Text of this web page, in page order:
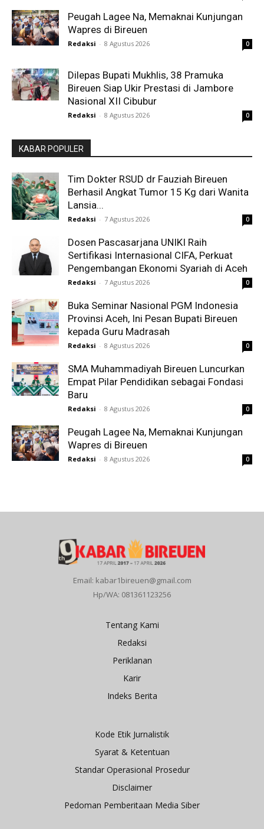
Peugah Lagee Na, Memaknai Kunjungan
Wapres di Bireuen
Redaksi - 8 Agustus 2026 0
Dilepas Bupati Mukhlis, 38 Pramuka
Bireuen Siap Ukir Prestasi di Jambore
Nasional XII Cibubur
Redaksi - 8 Agustus 2026 0
KABAR POPULER
Tim Dokter RSUD dr Fauziah Bireuen
Berhasil Angkat Tumor 15 Kg dari Wanita
Lansia...
Redaksi - 7 Agustus 2026 0
Dosen Pascasarjana UNIKI Raih
Sertifikasi Internasional CIFA, Perkuat
Pengembangan Ekonomi Syariah di Aceh
Redaksi - 7 Agustus 2026 0
Buka Seminar Nasional PGM Indonesia
Provinsi Aceh, Ini Pesan Bupati Bireuen
kepada Guru Madrasah
Redaksi - 8 Agustus 2026 0
SMA Muhammadiyah Bireuen Luncurkan
Empat Pilar Pendidikan sebagai Fondasi
Baru
Redaksi - 8 Agustus 2026 0
Peugah Lagee Na, Memaknai Kunjungan
Wapres di Bireuen
Redaksi - 8 Agustus 2026 0
Email: kabar1bireuen@gmail.com
Hp/WA: 081361123256
Tentang Kami
Redaksi
Periklanan
Karir
Indeks Berita
Kode Etik Jurnalistik
Syarat & Ketentuan
Standar Operasional Prosedur
Disclaimer
Pedoman Pemberitaan Media Siber